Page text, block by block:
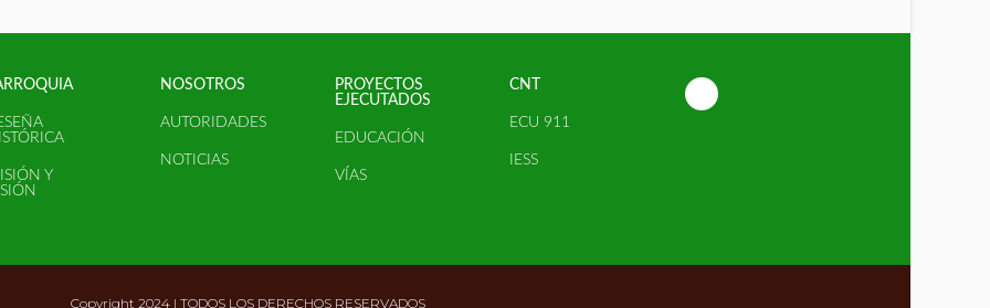
Y
NOSOTROS
AUTORIDADES
NOTICIAS
PROYECTOS
EJECUTADOS
EDUCACIÓN
VÍAS
CNT
ECU 911
IESS
Copyright 2024 | TODOS LOS DERECHOS RESERVADOS